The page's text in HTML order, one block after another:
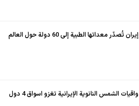
إيران تُصدّر معداتها الطبية إلى 60 دولة حول العالم
واقيات الشمس النانوية الإيرانية تغزو اسواق 4 دول